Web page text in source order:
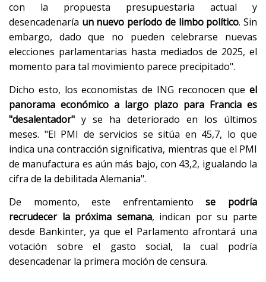
con la propuesta presupuestaria actual y
desencadenaría un nuevo período de limbo político. Sin
embargo, dado que no pueden celebrarse nuevas
elecciones parlamentarias hasta mediados de 2025, el
momento para tal movimiento parece precipitado".
Dicho esto, los economistas de ING reconocen que el
panorama económico a largo plazo para Francia es
"desalentador" y se ha deteriorado en los últimos
meses. "El PMI de servicios se sitúa en 45,7, lo que
indica una contracción significativa, mientras que el PMI
de manufactura es aún más bajo, con 43,2, igualando la
cifra de la debilitada Alemania".
De momento, este enfrentamientose podría
recrudecer la próxima semana, indican por su parte
desde Bankinter, ya que el Parlamento afrontará una
votación sobre el gasto social, la cual podría
desencadenar la primera moción de censura.